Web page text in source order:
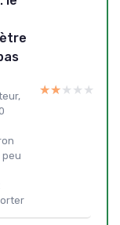
peu
★★★★★
★★★★★